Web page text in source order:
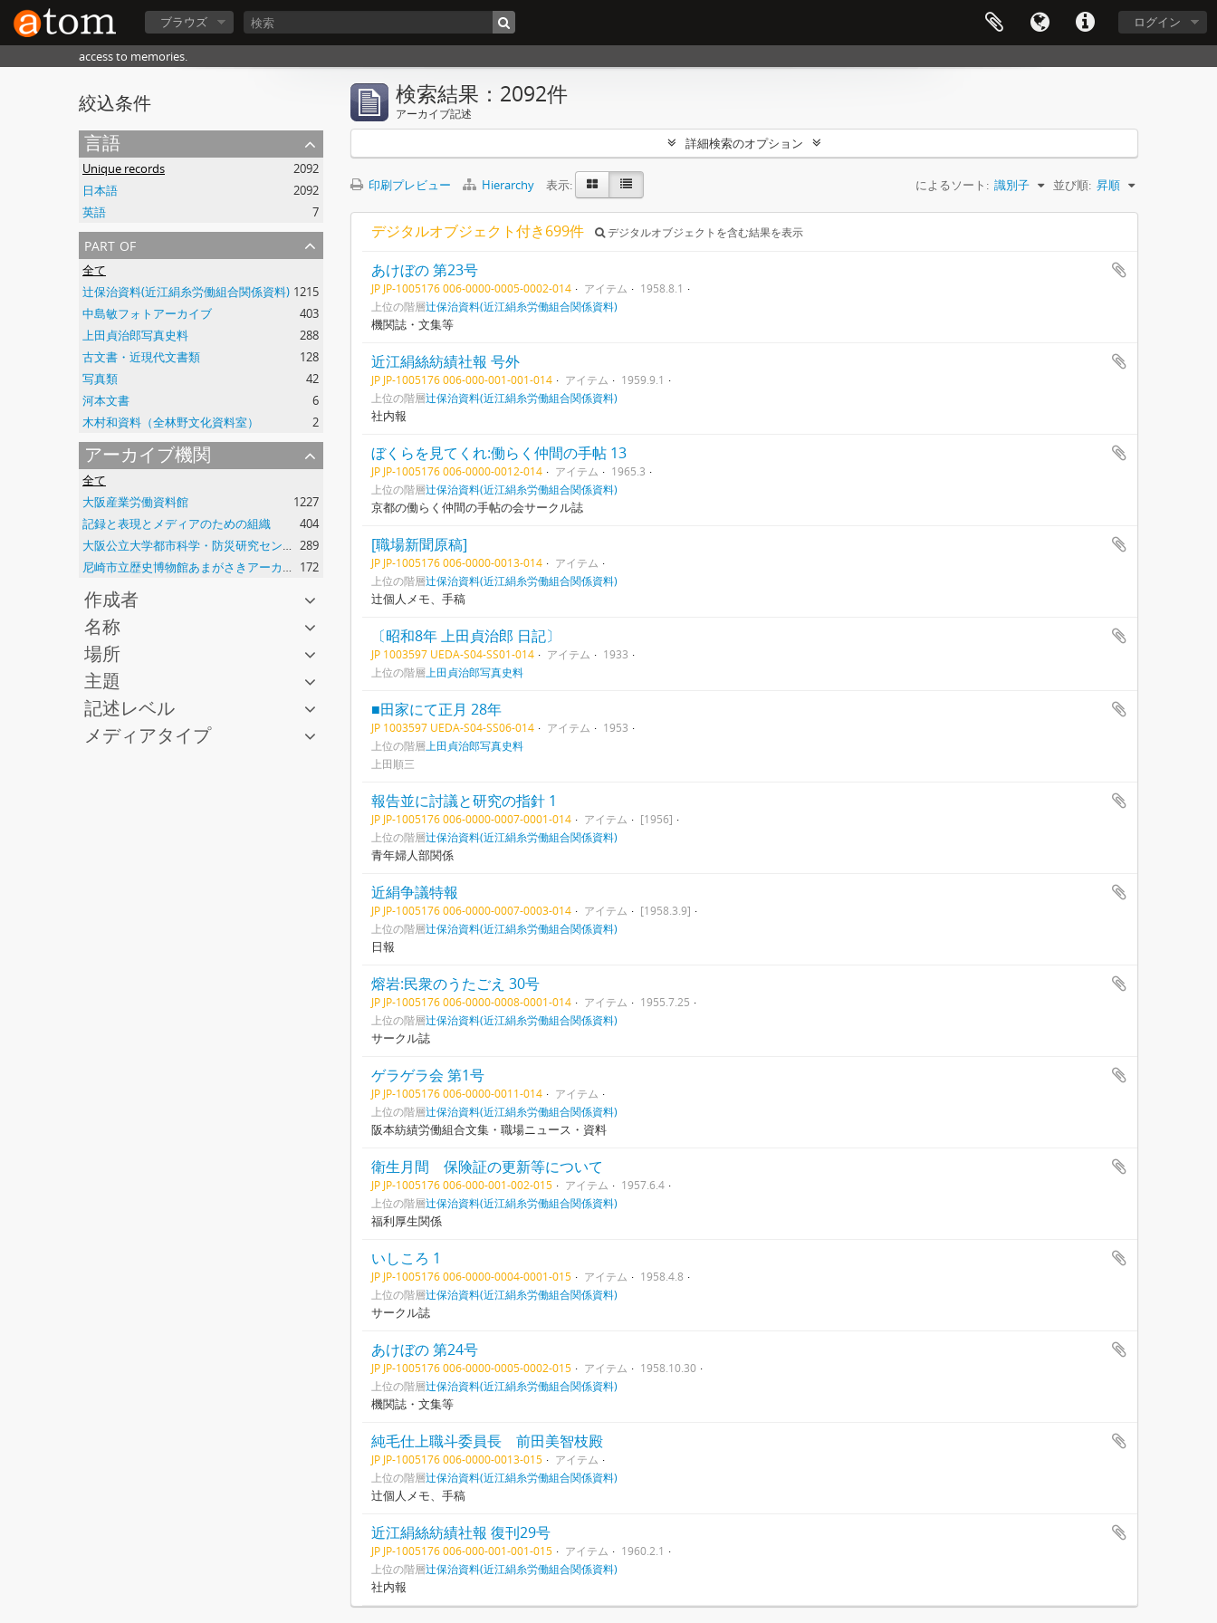
ログイン
ブラウズ
access to memories.
絞込条件
言語
Unique records
2092
日本語
2092
英語
7
part of
全て
辻保治資料(近江絹糸労働組合関係資料) 1215
中島敏フォトアーカイブ
403
上田貞治郎写真史料
288
古文書・近現代文書類
128
写真類
42
河本文書
6
木村和資料（全林野文化資料室）
2
アーカイブ機関
全て
大阪産業労働資料館
1227
記録と表現とメディアのための組織
404
大阪公立大学都市科学・防災研究センター 289
尼崎市立歴史博物館あまがさきアーカイブズ
172
作成者
名称
場所
主題
記述レベル
メディアタイプ
検索結果：2092件
アーカイブ記述
詳細検索のオプション
印刷プレビュー Hierarchy 表示: によるソート: 識別子 並び順: 昇順
デジタルオブジェクト付き699件 デジタルオブジェクトを含む結果を表示
あけぼの 第23号
JP JP-1005176 006-0000-0005-0002-014 アイテム
1958.8.1
上位の階層辻保治資料(近江絹糸労働組合関係資料)
機関誌・文集等
近江絹絲紡績社報 号外
JP JP-1005176 006-000-001-001-014 アイテム
1959.9.1
上位の階層辻保治資料(近江絹糸労働組合関係資料)
社内報
ぼくらを見てくれ:働らく仲間の手帖 13
JP JP-1005176 006-0000-0012-014 アイテム
1965.3
上位の階層辻保治資料(近江絹糸労働組合関係資料)
京都の働らく仲間の手帖の会サークル誌
[職場新聞原稿]
JP JP-1005176 006-0000-0013-014
アイテム
上位の階層辻保治資料(近江絹糸労働組合関係資料)
辻個人メモ、手稿
〔昭和8年 上田貞治郎 日記〕
JP 1003597 UEDA-S04-SS01-014 アイテム
1933
上位の階層 上田貞治郎写真史料
■田家にて正月 28年
JP 1003597 UEDA-S04-SS06-014 アイテム
1953
上位の階層 上田貞治郎写真史料
上田順三
報告並に討議と研究の指針 1
JP JP-1005176 006-0000-0007-0001-014 アイテム
[1956]
上位の階層辻保治資料(近江絹糸労働組合関係資料)
青年婦人部関係
近絹争議特報
JP JP-1005176 006-0000-0007-0003-014 アイテム
[1958.3.9]
上位の階層辻保治資料(近江絹糸労働組合関係資料)
日報
熔岩:民衆のうたごえ 30号
JP JP-1005176 006-0000-0008-0001-014 アイテム
1955.7.25
上位の階層辻保治資料(近江絹糸労働組合関係資料)
サークル誌
ゲラゲラ会 第1号
JP JP-1005176 006-0000-0011-014
アイテム
上位の階層辻保治資料(近江絹糸労働組合関係資料)
阪本紡績労働組合文集・職場ニュース・資料
衛生月間 保険証の更新等について
JP JP-1005176 006-000-001-002-015 アイテム
1957.6.4
上位の階層辻保治資料(近江絹糸労働組合関係資料)
福利厚生関係
いしころ 1
JP JP-1005176 006-0000-0004-0001-015 アイテム
1958.4.8
上位の階層辻保治資料(近江絹糸労働組合関係資料)
サークル誌
あけぼの 第24号
JP JP-1005176 006-0000-0005-0002-015 アイテム
1958.10.30
上位の階層辻保治資料(近江絹糸労働組合関係資料)
機関誌・文集等
純毛仕上職斗委員長 前田美智枝殿
JP JP-1005176 006-0000-0013-015
アイテム
上位の階層辻保治資料(近江絹糸労働組合関係資料)
辻個人メモ、手稿
近江絹絲紡績社報 復刊29号
JP JP-1005176 006-000-001-001-015 アイテム
1960.2.1
上位の階層辻保治資料(近江絹糸労働組合関係資料)
社内報